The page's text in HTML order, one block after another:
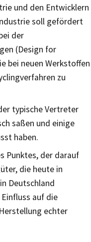
und den Entwicklern
soll gefördert
der
(Design for
bei neuen Werkstoffen
zu
typische Vertreter
saßen und einige
haben.
Punktes, der darauf
die heute in
Deutschland
auf die
echter